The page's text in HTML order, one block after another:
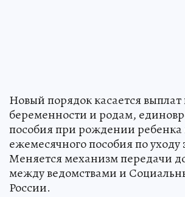
Новый порядок касается выплат
беременности и родам,
пособия при рождении ребенка
ежемесячного пособия по уходу
Меняется механизм передачи
между ведомствами и
России.